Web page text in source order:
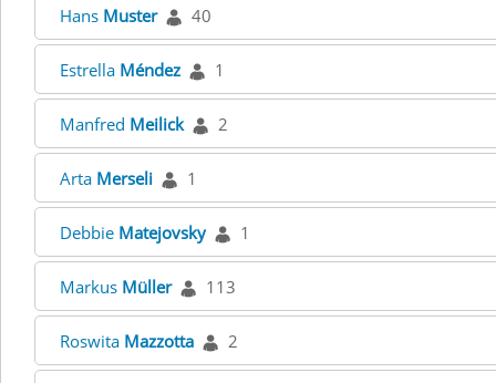
Hans Muster 40
Estrella Méndez 1
Manfred Meilick 2
Arta Merseli 1
Debbie Matejovsky 1
Markus Müller 113
Roswita Mazzotta 2